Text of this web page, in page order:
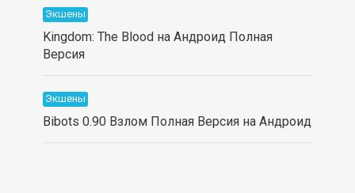
Экшены
Kingdom: The Blood на Андроид Полная
Версия
Экшены
Bibots 0.90 Взлом Полная Версия на Андроид